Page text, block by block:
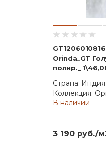
Orinda_GT
полир._
Страна: Индия
Коллекция:
В наличии
3 190 руб./